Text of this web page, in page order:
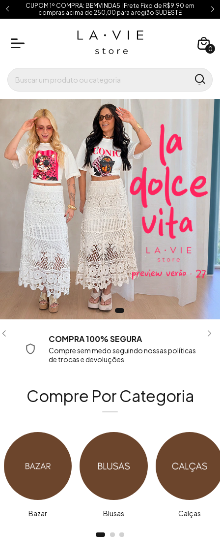
CUPOM 1º COMPRA: BEMVINDA5 | Frete Fixo de R$9,90 em
compras acima de 250,00 para a região SUDESTE
0
Cashback
Receba 5% do seu dinheiro de volta em
compras acima de R$79,90, para utilizar em
novas compras
Compre Por Categoria
Bazar Blusas Calças